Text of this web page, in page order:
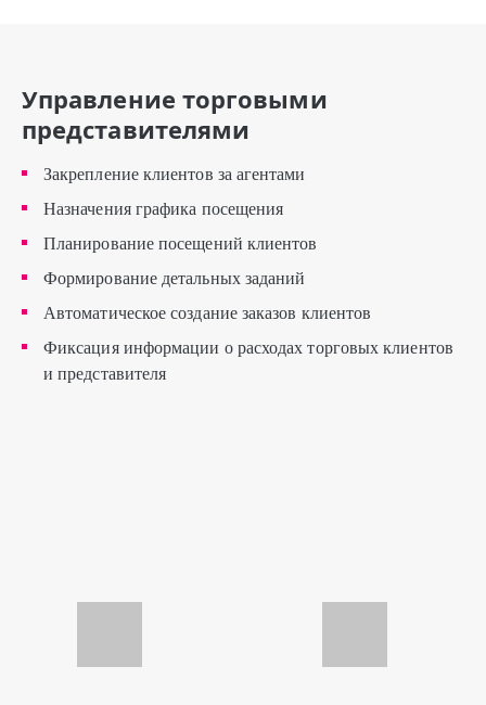
Управление торговыми
представителями
Закрепление клиентов за агентами
Назначения графика посещения
Планирование посещений клиентов
Формирование детальных заданий
Автоматическое создание заказов клиентов
Фиксация информации о расходах торговых клиентов
и представителя